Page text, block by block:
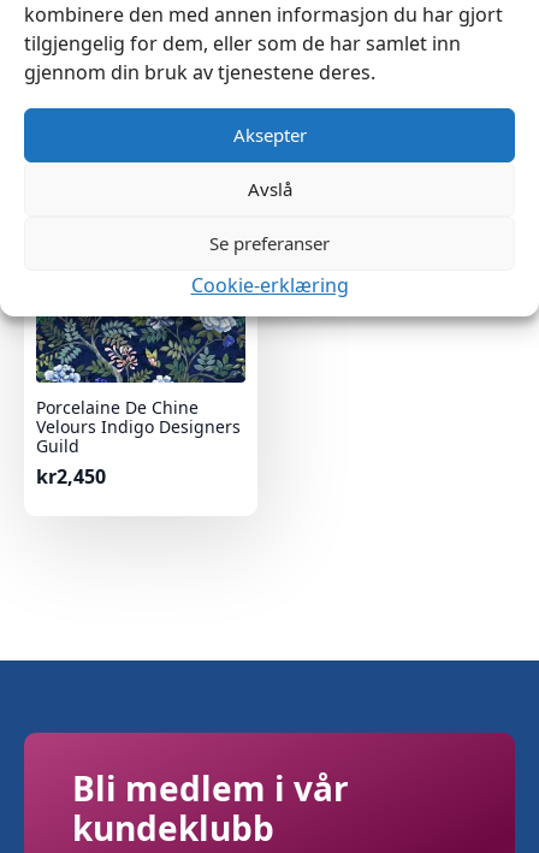
kombinere den med annen informasjon du har gjort
tilgjengelig for dem, eller som de har samlet inn
gjennom din bruk av tjenestene deres.
Aksepter
Avslå
Se preferanser
Cookie-erklæring
Porcelaine De Chine
Fuchsia Designers Guild
kr1,950
Porcelaine De Chine
Velours Noir Designers
Guild
Porcelaine De Chine
Velours Indigo Designers
Guild
kr2,450
Bli medlem i vår
kundeklubb